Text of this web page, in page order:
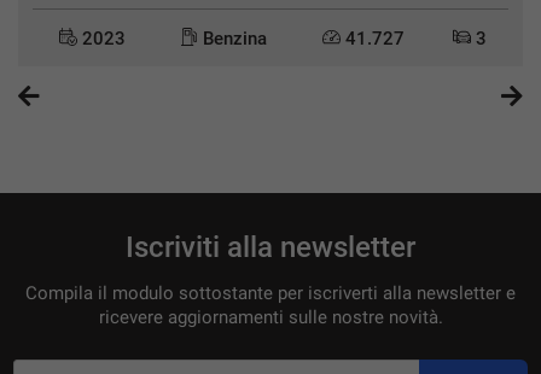
2023 Benzina 41.727 3
Iscriviti alla newsletter
Compila il modulo sottostante per iscriverti alla newsletter e
ricevere aggiornamenti sulle nostre novità.